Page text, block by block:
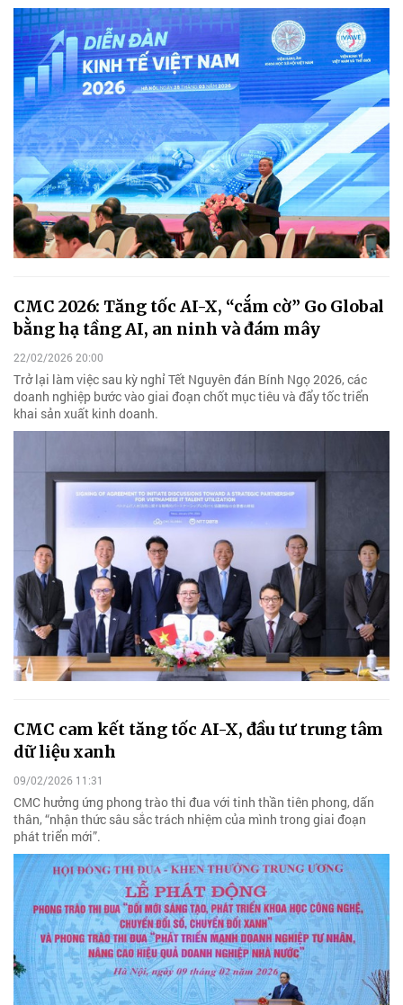
CMC 2026: Tăng tốc AI-X, “cắm cờ” Go Global
bằng hạ tầng AI, an ninh và đám mây
22/02/2026 20:00
Trở lại làm việc sau kỳ nghỉ Tết Nguyên đán Bính Ngọ 2026, các
doanh nghiệp bước vào giai đoạn chốt mục tiêu và đẩy tốc triển
khai sản xuất kinh doanh.
CMC cam kết tăng tốc AI-X, đầu tư trung tâm
dữ liệu xanh
09/02/2026 11:31
CMC hưởng ứng phong trào thi đua với tinh thần tiên phong, dấn
thân, “nhận thức sâu sắc trách nhiệm của mình trong giai đoạn
phát triển mới”.